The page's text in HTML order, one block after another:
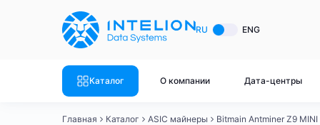
RU ENG
Каталог О компании Дата-центры
ASIC майнеры
Готовый
Главная Каталог ASIC майнеры Bitmain Antminer Z9